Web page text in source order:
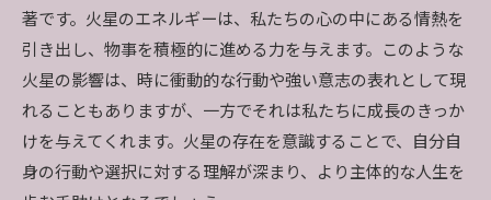
著です。火星のエネルギーは、私たちの心の中にある情熱を
引き出し、物事を積極的に進める力を与えます。このような
火星の影響は、時に衝動的な行動や強い意志の表れとして現
れることもありますが、一方でそれは私たちに成長のきっか
けを与えてくれます。火星の存在を意識することで、自分自
身の行動や選択に対する理解が深まり、より主体的な人生を